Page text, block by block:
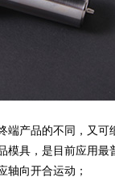
产品的不同，又可
具，是目前应用最
轴向开合运动；